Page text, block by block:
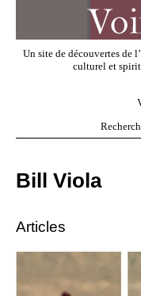
Un site de découvertes de
culturel et
Bill Viola
Articles